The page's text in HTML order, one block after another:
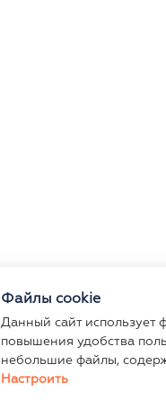
Файлы cookie
Данный сайт использует
повышения удобства
небольшие файлы,
Настроить